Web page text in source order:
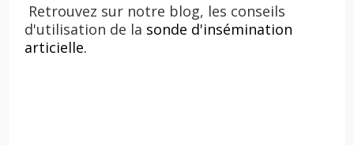
Retrouvez sur notre blog, les conseils
d'utilisation de la sonde d'insémination
articielle.